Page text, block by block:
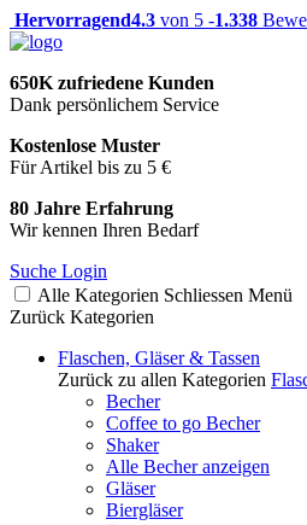
Hervorragend4.3 von 5 -1.338
650K zufriedene Kunden
Dank persönlichem Service
Kostenlose Muster
Für Artikel bis zu 5 €
80 Jahre Erfahrung
Wir kennen Ihren Bedarf
Suche Login
Alle Kategorien Schliessen Menü
Zurück Kategorien
Flaschen, Gläser & Tassen
Zurück zu allen Kategorien
Becher
Coffee to go Becher
Shaker
Alle Becher anzeigen
Gläser
Biergläser